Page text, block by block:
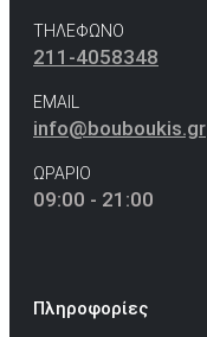
ΤΗΛΕΦΩΝΟ
211-4058348
EMAIL
info@bouboukis.gr
ΩΡΑΡΙΟ
09:00 - 21:00
Πληροφορίες